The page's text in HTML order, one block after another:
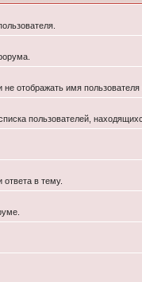
отображать имя пользователя
пользователей,
в тему.